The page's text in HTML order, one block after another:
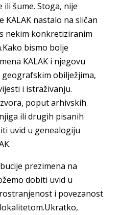
šume. Stoga, nije
KALAK nastalo na sličan
nekim konkretiziranim
bismo bolje
KALAK i njegovu
obilježjima,
i istraživanju.
poput arhivskih
ili drugih pisanih
uvid u genealogiju
prezimena na
dobiti uvid u
i povezanost